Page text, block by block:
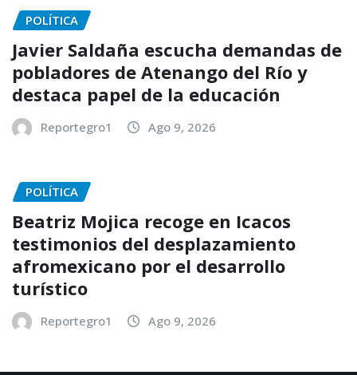
POLÍTICA
Javier Saldaña escucha demandas de
pobladores de Atenango del Río y
destaca papel de la educación
Reportegro1 Ago 9, 2026
POLÍTICA
Beatriz Mojica recoge en Icacos
testimonios del desplazamiento
afromexicano por el desarrollo
turístico
Reportegro1 Ago 9, 2026